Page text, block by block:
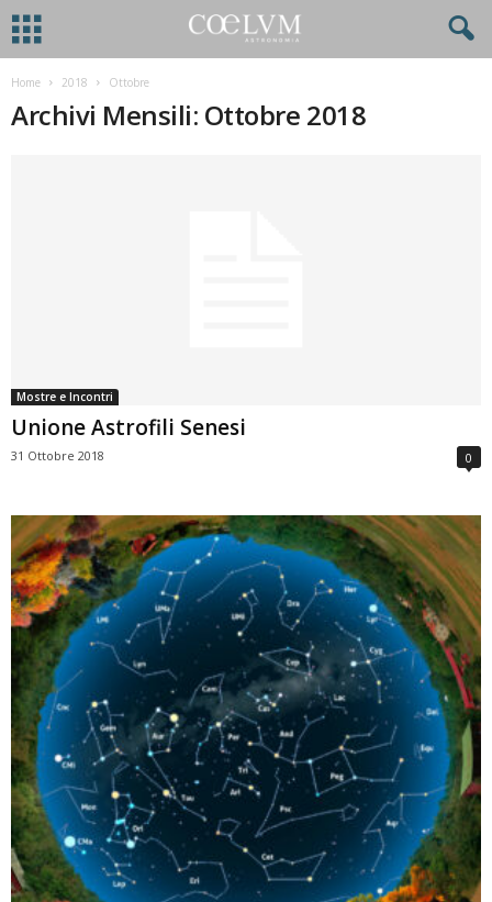
Home 2018 Ottobre
Archivi Mensili: Ottobre 2018
Mostre e Incontri
Unione Astrofili Senesi
31 Ottobre 2018 0